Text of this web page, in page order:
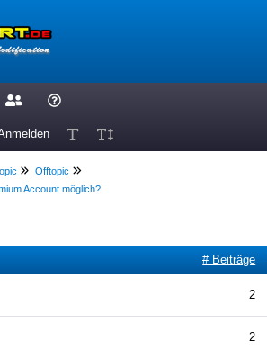
Offtopic
Account möglich?
# Beiträge
2
2